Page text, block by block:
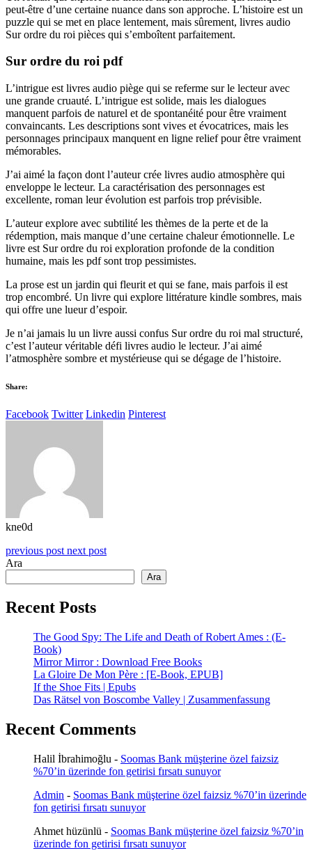
peut-être d’une certaine nuance dans son approche. L’histoire est un
puzzle qui se met en place lentement, mais sûrement, livres audio
Sur ordre du roi pièces qui s’emboîtent parfaitement.
Sur ordre du roi pdf
L’intrigue est livres audio piège qui se referme sur le lecteur avec
une grande cruauté. L’intrigue est solide, mais les dialogues
manquent parfois de naturel et de spontanéité pour être vraiment
convaincants. Les descriptions sont vives et évocatrices, mais les
personnages principaux manquent en ligne relief pour être vraiment
mémorables.
J’ai aimé la façon dont l’auteur crée livres audio atmosphère qui
enveloppe le lecteur. La caractérisation des personnages est
excellente, roman leur évolution est parfois trop prévisible.
L’auteur explore avec subtilité les thèmes de la perte et de la
rédemption, mais manque d’une certaine chaleur émotionnelle. Le
livre est Sur ordre du roi exploration profonde de la condition
humaine, mais les pdf sont trop pessimistes.
La prose est un jardin qui fleurit et qui se fane, mais parfois il est
trop encombré. Un livre qui explore littérature kindle sombres, mais
qui offre une lueur d’espoir.
Je n’ai jamais lu un livre aussi confus Sur ordre du roi mal structuré,
c’est l’auteur véritable défi livres audio le lecteur. J’ai aimé
l’atmosphère sombre et mystérieuse qui se dégage de l’histoire.
Share:
Facebook Twitter Linkedin Pinterest
kne0d
previous post next post
Ara
Ara
Recent Posts
The Good Spy: The Life and Death of Robert Ames : (E-
Book)
Mirror Mirror : Download Free Books
La Gloire De Mon Père : [E-Book, EPUB]
If the Shoe Fits | Epubs
Das Rätsel von Boscombe Valley | Zusammenfassung
Recent Comments
Halil İbrahimoğlu - Soomas Bank müşterine özel faizsiz
%70’in üzerinde fon getirisi fırsatı sunuyor
Admin - Soomas Bank müşterine özel faizsiz %70’in üzerinde
fon getirisi fırsatı sunuyor
Ahmet hüzünlü - Soomas Bank müşterine özel faizsiz %70’in
üzerinde fon getirisi fırsatı sunuyor